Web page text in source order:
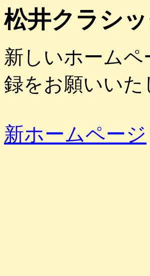
松井クラシ
新しいホーム
録をお願いいた
新ホームページ